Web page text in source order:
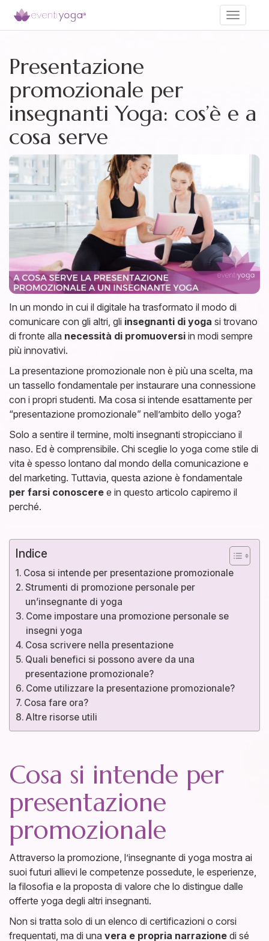
Toggle
Presentazione
promozionale per
insegnanti Yoga: cos’è e a
cosa serve
In un mondo in cui il digitale ha trasformato il modo di
comunicare con gli altri, gli insegnanti di yoga si trovano
di fronte alla necessità di promuoversi in modi sempre
più innovativi.
La presentazione promozionale non è più una scelta, ma
un tassello fondamentale per instaurare una connessione
con i propri studenti. Ma cosa si intende esattamente per
“presentazione promozionale” nell’ambito dello yoga?
Solo a sentire il termine, molti insegnanti stropicciano il
naso. Ed è comprensibile. Chi sceglie lo yoga come stile di
vita è spesso lontano dal mondo della comunicazione e
del marketing. Tuttavia, questa azione è fondamentale
per farsi conoscere e in questo articolo capiremo il
perché.
Indice
Cosa si intende per presentazione promozionale
Strumenti di promozione personale per
un’insegnante di yoga
Come impostare una promozione personale se
insegni yoga
Cosa scrivere nella presentazione
Quali benefici si possono avere da una
presentazione promozionale?
Come utilizzare la presentazione promozionale?
Cosa fare ora?
Altre risorse utili
Cosa si intende per
presentazione
promozionale
Attraverso la promozione, l’insegnante di yoga mostra ai
suoi futuri allievi le competenze possedute, le esperienze,
la filosofia e la proposta di valore che lo distingue dalle
offerte yoga degli altri insegnanti.
Non si tratta solo di un elenco di certificazioni o corsi
frequentati, ma di una vera e propria narrazione di sé